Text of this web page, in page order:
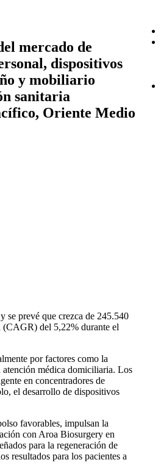
mercado de
dispositivos
y mobiliario
sanitaria
Oriente Medio
se prevé que crezca de 245.540
(CAGR) del 5,22% durante el
por factores como la
atención médica domiciliaria. Los
en concentradores de
el desarrollo de dispositivos
favorables, impulsan la
con Aroa Biosurgery en
para la regeneración de
resultados para los pacientes a